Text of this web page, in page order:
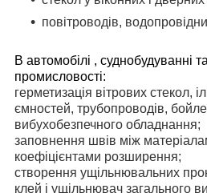
повітроводів,
В автомобілі , суднобудуванні
промисловості:
герметизація вітрових стекол,
ємностей, трубопроводів,
вибухобезпечного обладнання;
заповнення швів між
коефіцієнтами розширення;
створення ущільнювальних
клей і ущільнювач загального